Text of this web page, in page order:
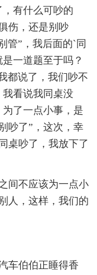
有什么可吵的
伤，还是别吵
管”，我后面的`同
一道题至于吗？
都说了，我们吵不
我看说我同桌没
了一点小事，是
吵了”，这次，幸
桌吵了，我放下了
间不应该为一点小
人，这样，我们的
车伯伯正睡得香